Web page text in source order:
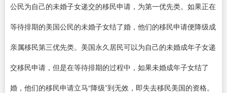
公民为自己的未婚子女递交的移民申请，为第一优先类。如果正在
等待排期的美国公民的未婚子女结了婚，他们的移民申请便降级成
亲属移民第三优先类。美国永久居民可以为自己的未婚成年子女递
交移民申请，但是在等待排期的过程中，如果未婚成年子女结了
婚，他们的移民申请立马“降级”到无效，即失去移民美国的资格。